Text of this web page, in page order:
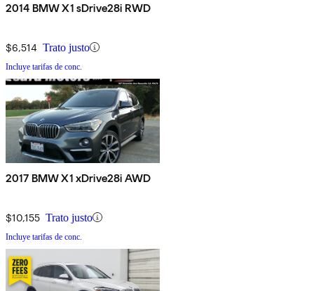
2014 BMW X1 sDrive28i RWD
$6,514 Trato justo
Incluye tarifas de conc.
2017 BMW X1 xDrive28i AWD
$10,155 Trato justo
Incluye tarifas de conc.